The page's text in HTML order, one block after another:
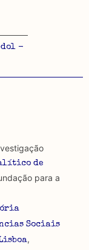
-
de
para a
Sociais
,